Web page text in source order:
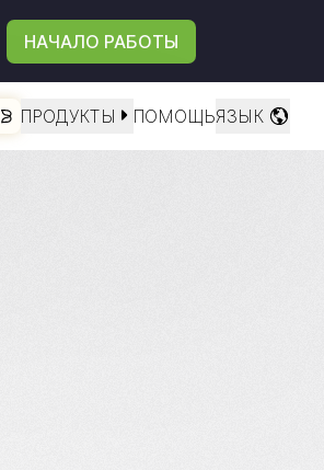
НАЧАЛО РАБОТЫ
ПРОДУКТЫ ПОМОЩЬЯЗЫК